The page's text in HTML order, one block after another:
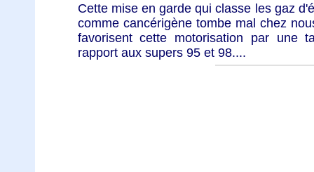
Cette mise en garde qui classe les gaz
comme cancérigène tombe mal chez
favorisent cette motorisation par une
rapport aux supers 95 et 98....